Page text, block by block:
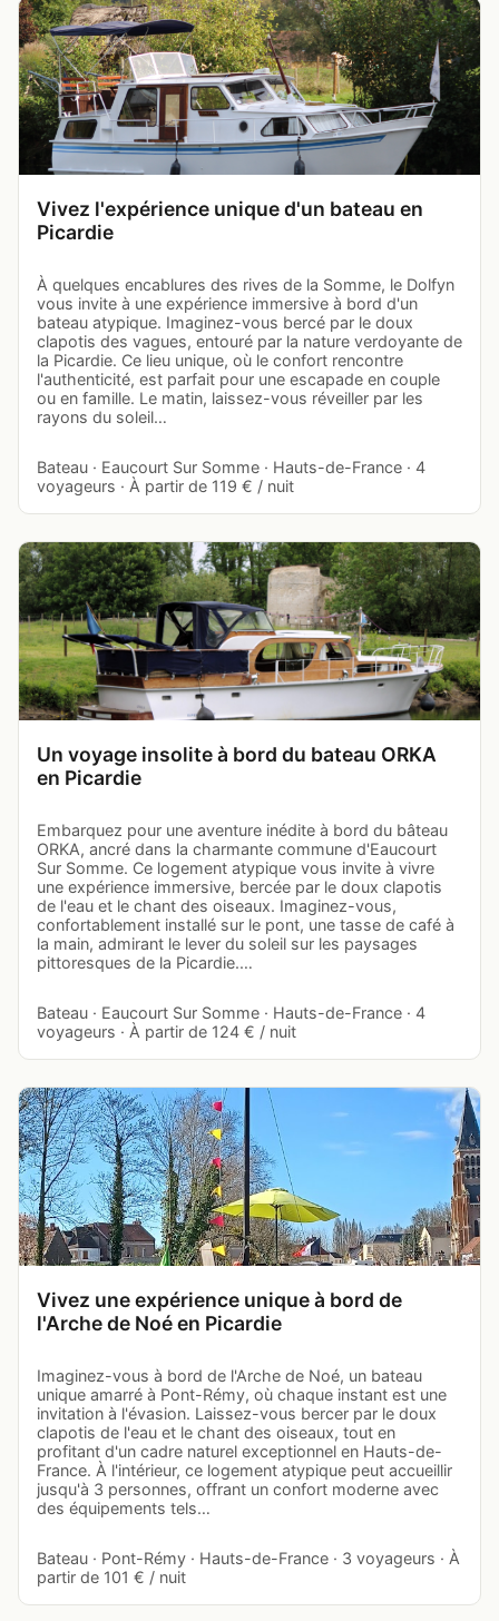
Vivez l'expérience unique d'un bateau en
Picardie
À quelques encablures des rives de la Somme, le Dolfyn
vous invite à une expérience immersive à bord d'un
bateau atypique. Imaginez-vous bercé par le doux
clapotis des vagues, entouré par la nature verdoyante de
la Picardie. Ce lieu unique, où le confort rencontre
l'authenticité, est parfait pour une escapade en couple
ou en famille. Le matin, laissez-vous réveiller par les
rayons du soleil…
Bateau · Eaucourt Sur Somme · Hauts-de-France · 4
voyageurs · À partir de 119 € / nuit
Un voyage insolite à bord du bateau ORKA
en Picardie
Embarquez pour une aventure inédite à bord du bâteau
ORKA, ancré dans la charmante commune d'Eaucourt
Sur Somme. Ce logement atypique vous invite à vivre
une expérience immersive, bercée par le doux clapotis
de l'eau et le chant des oiseaux. Imaginez-vous,
confortablement installé sur le pont, une tasse de café à
la main, admirant le lever du soleil sur les paysages
pittoresques de la Picardie.…
Bateau · Eaucourt Sur Somme · Hauts-de-France · 4
voyageurs · À partir de 124 € / nuit
Vivez une expérience unique à bord de
l'Arche de Noé en Picardie
Imaginez-vous à bord de l'Arche de Noé, un bateau
unique amarré à Pont-Rémy, où chaque instant est une
invitation à l'évasion. Laissez-vous bercer par le doux
clapotis de l'eau et le chant des oiseaux, tout en
profitant d'un cadre naturel exceptionnel en Hauts-de-
France. À l'intérieur, ce logement atypique peut accueillir
jusqu'à 3 personnes, offrant un confort moderne avec
des équipements tels…
Bateau · Pont-Rémy · Hauts-de-France · 3 voyageurs · À
partir de 101 € / nuit